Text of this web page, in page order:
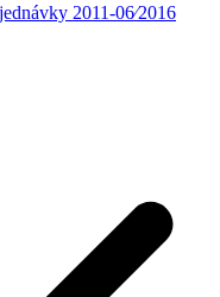
2011-06⁄2016